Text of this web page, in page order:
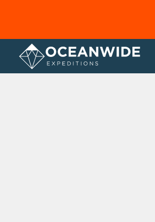
Página principal Reseñas